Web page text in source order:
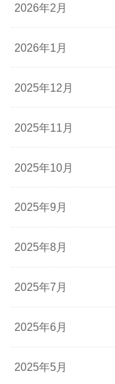
2026年2月
2026年1月
2025年12月
2025年11月
2025年10月
2025年9月
2025年8月
2025年7月
2025年6月
2025年5月